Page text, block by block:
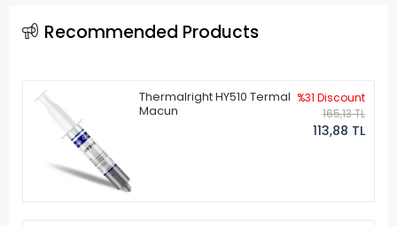
Recommended Products
Thermalright HY510 Termal
Macun
%31 Discount
165,13 TL
113,88 TL